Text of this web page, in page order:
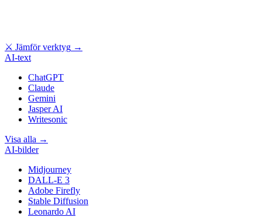
⚔ Jämför verktyg →
AI-text
ChatGPT
Claude
Gemini
Jasper AI
Writesonic
Visa alla →
AI-bilder
Midjourney
DALL-E 3
Adobe Firefly
Stable Diffusion
Leonardo AI